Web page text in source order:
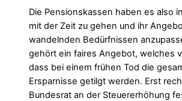
Die Pensionskassen haben es also
mit der Zeit zu gehen und ihr
wandelnden Bedürfnissen
gehört ein faires Angebot, welches
dass bei einem frühen Tod die
Ersparnisse getilgt werden. Erst
Bundesrat an der Steuererhöhung